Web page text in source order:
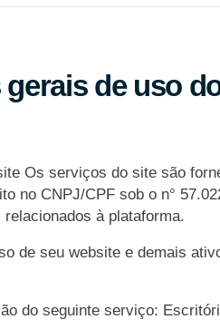
de uso
Os serviços do site são
no CNPJ/CPF sob o n°
à plataforma.
de seu website e demais
do seguinte serviço: